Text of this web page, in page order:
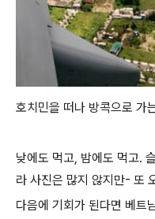
호치민을 떠나 방콕으로 가
낮에도 먹고, 밤에도 먹고.
라 사진은 많지 않지만- 또
다음에 기회가 된다면 베트